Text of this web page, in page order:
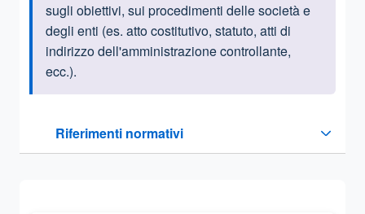
sugli obiettivi, sui procedimenti delle società e
degli enti (es. atto costitutivo, statuto, atti di
indirizzo dell'amministrazione controllante,
ecc.).
Riferimenti normativi
Sezione compressa